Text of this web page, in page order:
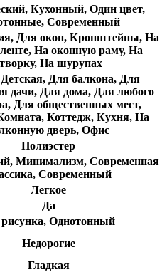
Кухонный, Один цвет,
Современный
Для окон, Кронштейны, На
На оконную раму, На
На шурупах
Для балкона, Для
дачи, Для дома, Для любого
Для общественных мест,
Коттедж, Кухня, На
дверь, Офис
Полиэстер
Минимализм, Современная
Современный
Легкое
Да
рисунка, Однотонный
Недорогие
Гладкая